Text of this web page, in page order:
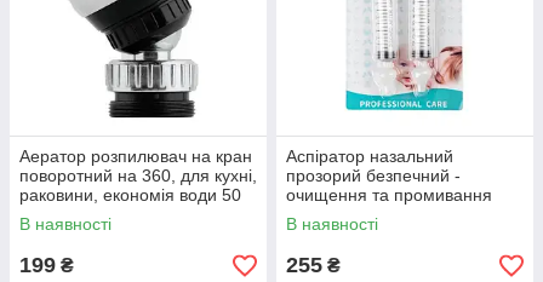
Аератор розпилювач на кран
поворотний на 360, для кухні,
раковини, економія води 50
відсотків, 1 шт
В наявності
199 ₴
Аспіратор назальний
прозорий безпечний -
очищення та промивання
дитячого носа - набір з 2 шт в
упаковці
В наявності
255 ₴